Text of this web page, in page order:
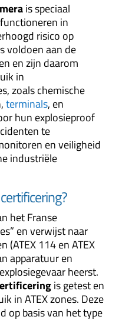
is speciaal
in
risico op
voldoen aan de
en zijn daarom
in
zoals chemische
terminals, en
hun explosieproof
te
en veiligheid
industriële
het Franse
en verwijst naar
(ATEX 114 en ATEX
apparatuur en
heerst.
is getest en
in ATEX zones. Deze
op basis van het type